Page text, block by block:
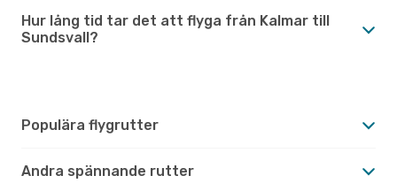
Hur lång tid tar det att flyga från Kalmar till
Sundsvall?
Populära flygrutter
Andra spännande rutter